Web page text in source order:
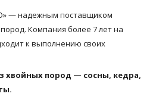
— надежным поставщиком
Компания более 7 лет на
к выполнению своих
хвойных пород — сосны, кедра,